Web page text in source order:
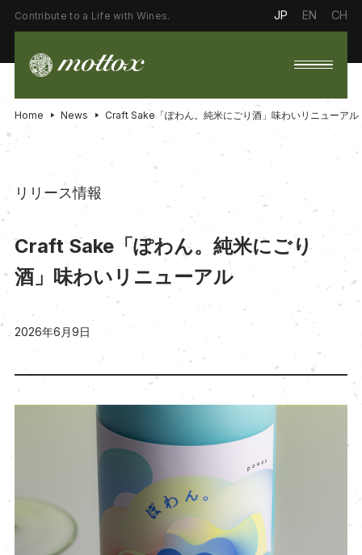
Contribute to a Life with Wines. JP EN CH
Home News Craft Sake「ぽわん。純米にごり酒」味わいリニューアル
リリース情報
Craft Sake「ぽわん。純米にごり
酒」味わいリニューアル
2026年6月9日